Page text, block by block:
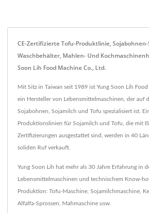
CE-Zertifizierte Tofu-Produktlinie,
Waschbehälter, Mahlen- Und
Soon Lih Food Machine Co., Ltd.
Mit Sitz in Taiwan seit 1989 ist Yung Soon Lih Food
ein Hersteller von Lebensmittelmaschinen, der auf
Sojabohnen, Sojamilch und Tofu spezialisiert ist.
Produktionslinien für Sojamilch und Tofu, die mit
Zertifizierungen ausgestattet sind, werden in 40
soliden Ruf verkauft.
Yung Soon Lih hat mehr als 30 Jahre Erfahrung in
Lebensmittelmaschinen und technischem Know-
Produktion: Tofu-Maschine, Sojamilchmaschine,
Alfalfa-Sprossen, Mahmaschine usw.